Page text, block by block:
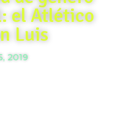
el Atlético
Luis
2019